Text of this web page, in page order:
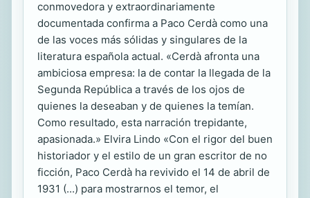
conmovedora y extraordinariamente
documentada confirma a Paco Cerdà como una
de las voces más sólidas y singulares de la
literatura española actual. «Cerdà afronta una
ambiciosa empresa: la de contar la llegada de la
Segunda República a través de los ojos de
quienes la deseaban y de quienes la temían.
Como resultado, esta narración trepidante,
apasionada.» Elvira Lindo «Con el rigor del buen
historiador y el estilo de un gran escritor de no
ficción, Paco Cerdà ha revivido el 14 de abril de
1931 (...) para mostrarnos el temor, el